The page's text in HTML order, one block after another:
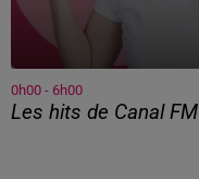
0h00 - 6h00
Les hits de Canal FM